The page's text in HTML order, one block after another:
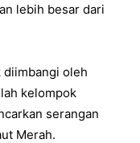
lebih besar dari
diimbangi oleh
kelompok
serangan
Merah.